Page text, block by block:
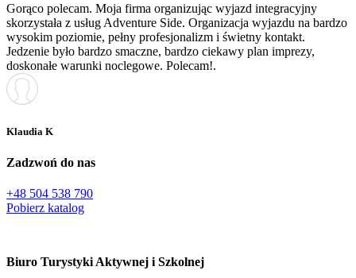
Gorąco polecam. Moja firma organizując wyjazd integracyjny
skorzystała z usług Adventure Side. Organizacja wyjazdu na bardzo
wysokim poziomie, pełny profesjonalizm i świetny kontakt.
Jedzenie było bardzo smaczne, bardzo ciekawy plan imprezy,
doskonałe warunki noclegowe. Polecam!.
Klaudia K
Zadzwoń do nas
+48 504 538 790
Pobierz katalog
Biuro Turystyki Aktywnej i Szkolnej